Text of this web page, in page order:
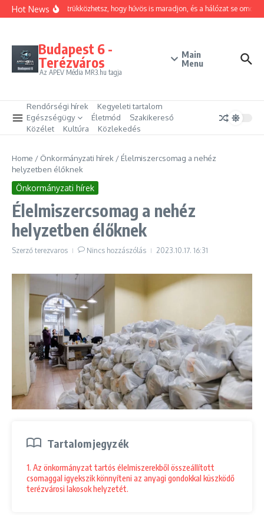
Ugrás a tartalomhoz
Hot NewsHogyan trükközhetsz, hogy hűvös is maradjon, és a hálózat se omoljon
Budapest 6 -
Terézváros
Az APEV Média MR3.hu tagja
Main
Menu
Rendőrségi hírek
Kegyeleti tartalom
Egészségügy
Életmód
Szakikereső
Közélet
Kultúra Közlekedés
Home / Önkormányzati hírek / Élelmiszercsomag a nehéz
helyzetben élőknek
Önkormányzati hírek
Élelmiszercsomag a nehéz
helyzetben élőknek
Szerző terezvaros Nincs hozzászólás 2023.10.17. 16:31
Tartalomjegyzék
1. Az önkormányzat tartós élelmiszerekből összeállított
csomaggal igyekszik könnyíteni az anyagi gondokkal küszködő
terézvárosi lakosok helyzetét.